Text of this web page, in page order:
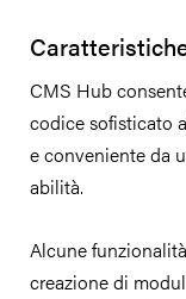
CMS Hub
codice sofisticato
e conveniente da
abilità.
Alcune
creazione di